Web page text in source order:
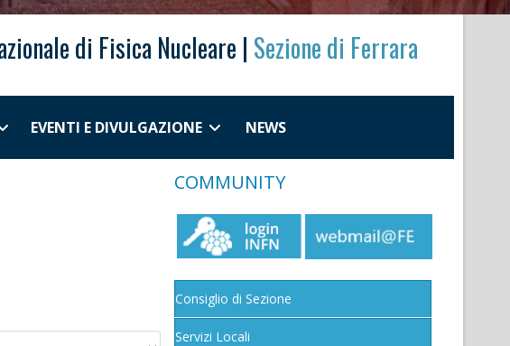
di Fisica Nucleare | Sezione di Ferrara
EVENTI E DIVULGAZIONE
NEWS
COMMUNITY
Consiglio di Sezione
Servizi Locali